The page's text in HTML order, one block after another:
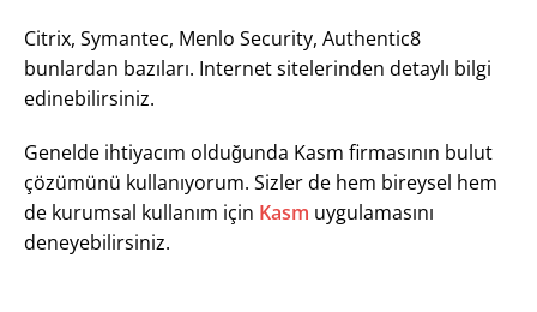
Citrix, Symantec, Menlo Security, Authentic8
bunlardan bazıları. Internet sitelerinden detaylı bilgi
edinebilirsiniz.
Genelde ihtiyacım olduğunda Kasm firmasının bulut
çözümünü kullanıyorum. Sizler de hem bireysel hem
de kurumsal kullanım için Kasm uygulamasını
deneyebilirsiniz.